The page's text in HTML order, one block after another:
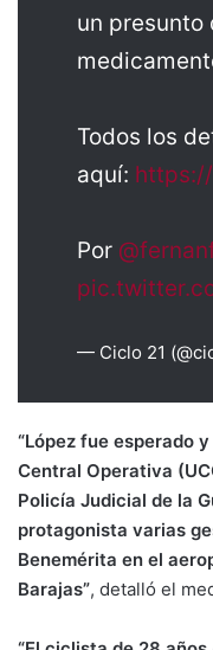
un
Todos los
aquí:
Por
— Ciclo 21
“López fue esperado
Central Operativa
Policía Judicial de la
protagonista varias
Benemérita en el
Barajas”, detalló el